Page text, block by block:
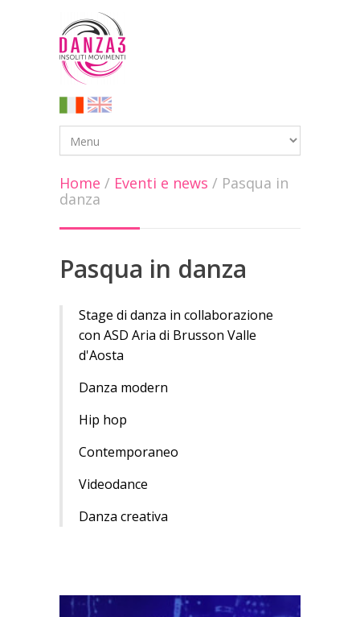
Home / Eventi e news / Pasqua in
danza
Pasqua in danza
Stage di danza in collaborazione
con ASD Aria di Brusson Valle
d'Aosta
Danza modern
Hip hop
Contemporaneo
Videodance
Danza creativa